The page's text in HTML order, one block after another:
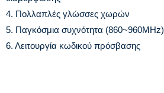
4. Πολλαπλές γλώσσες χωρών
5. Παγκόσμια συχνότητα (860~960MHz)
6. Λειτουργία κωδικού πρόσβασης